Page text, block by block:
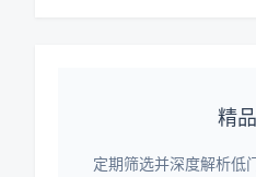
精
定期筛选并深度解析低